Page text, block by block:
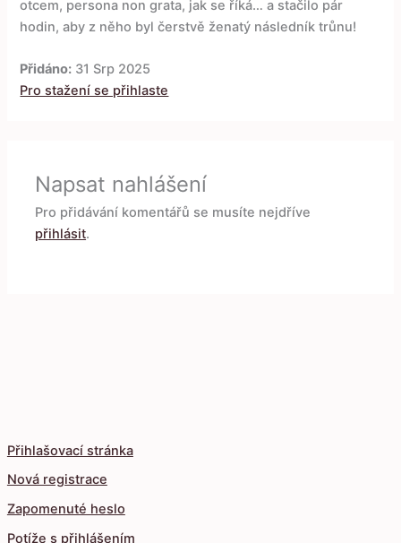
Přihlašovací stránka
Nová registrace
Zapomenuté heslo
Potíže s přihlášením
otcem, persona non grata, jak se říká… a stačilo pár
hodin, aby z něho byl čerstvě ženatý následník trůnu!
Přidáno: 31 Srp 2025
Pro stažení se přihlaste
Napsat nahlášení
Pro přidávání komentářů se musíte nejdříve
přihlásit.